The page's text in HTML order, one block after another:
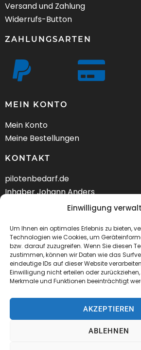
Einwilligung
Um Ihnen ein optimales Erlebnis zu bieten,
Technologien wie Cookies, um
bzw. darauf zuzugreifen. Wenn Sie diesen
zustimmen, können wir Daten wie das
eindeutige IDs auf dieser Website
Einwilligung nicht erteilen oder
Merkmale und Funktionen beeinträchtigt
AKZEPTIEREN
ABLEHNEN
Versand und Zahlung
Widerrufs-Button
ZAHLUNGSARTEN
MEIN KONTO
Mein Konto
Meine Bestellungen
KONTAKT
pilotenbedarf.de
Inhaber Johann Anders
Am Schwarzen Berg 58
Tel.: +49 (04141) 9288240
Mail:kontakt@pilotenbedarf.de
© 2026